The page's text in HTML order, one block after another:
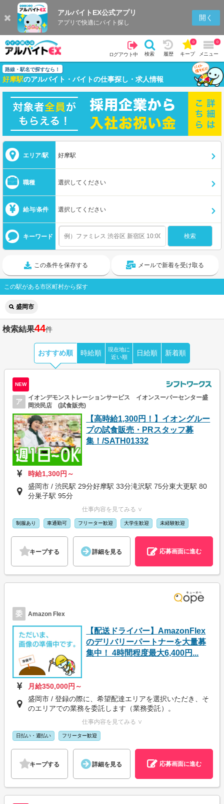
アルバイトEX公式アプリ
アプリで快適にバイト探し
開く
ログアウト中 検索 履歴 キープ
0
メニュー
0
路線・駅名で探すなら！
好摩駅のアルバイト・バイトの仕事探し・求人情報
エリア/駅 好摩駅
職種 選択してください
給与/条件 選択してください
キーワード
この条件を保存する メールで新着を受け取る
この駅がある市区町村から探す
盛岡市
検索結果44件
おすすめ順 時給順
現在地に
近い順
日給順 新着順
NEW
ア
イオンデモンストレーションサービス イオンスーパーセンター盛
岡渋民店 (試食販売)
【高時給1,300円！】イオングルー
プの試食販売・PRスタッフ募
集！/SATH01332
時給1,300円～
盛岡市 / 渋民駅 29分好摩駅 33分滝沢駅 75分東大更駅 80
分巣子駅 95分
仕事内容を見てみる ∨
制服あり 車通勤可 フリーター歓迎 大学生歓迎 未経験歓迎
キープする 詳細を見る 応募画面に進む
委 Amazon Flex
【配送ドライバー】AmazonFlex
のデリバリーパートナーを大量募
集中！ 4時間程度最大6,400円...
月給350,000円～
盛岡市 / 登録の際に、希望配達エリアを選択いただき、そ
のエリアでの業務を委託します（業務委託）。
仕事内容を見てみる ∨
日払い・週払い フリーター歓迎
キープする 詳細を見る 応募画面に進む